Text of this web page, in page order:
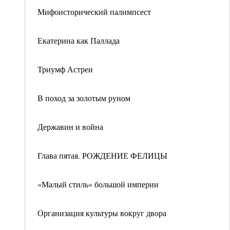
Мифоисторический палимпсест
Екатерина как Паллада
Триумф Астреи
В поход за золотым руном
Державин и война
Глава пятая. РОЖДЕНИЕ ФЕЛИЦЫ
«Малый стиль» большой империи
Организация культуры вокруг двора